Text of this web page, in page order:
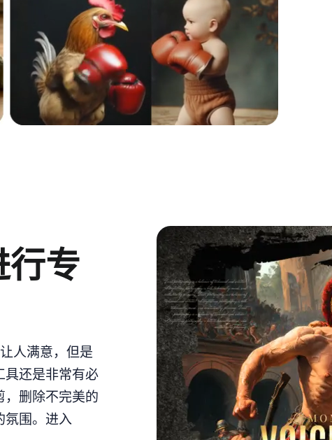
行专
人满意，但是
具还是非常有必
，删除不完美的
氛围。进入